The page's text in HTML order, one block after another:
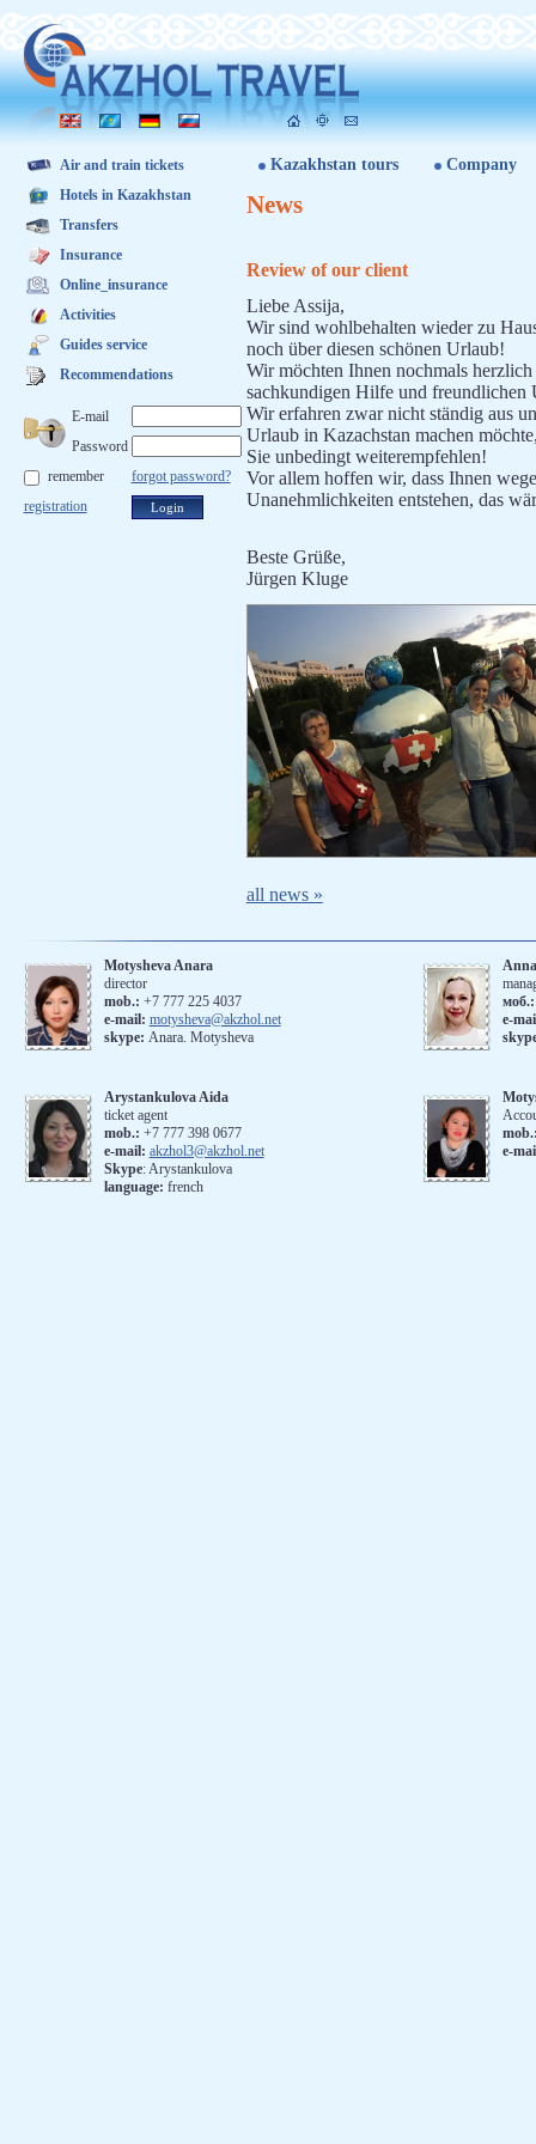
Kazakhstan tours Company
Air and train tickets
Hotels in Kazakhstan
Transfers
Insurance
Online_insurance
Activities
Guides service
Recommendations
E-mail
Password
forgot password?
remember
registration
News
Review of our client
Liebe Assija,
Wir sind wohlbehalten wieder zu
noch über diesen schönen Urlaub!
Wir möchten Ihnen nochmals
sachkundigen Hilfe und freundlichen
Wir erfahren zwar nicht ständig aus
Urlaub in Kazachstan machen
Sie unbedingt weiterempfehlen!
Vor allem hoffen wir, dass Ihnen
Unanehmlichkeiten entstehen, das
Beste Grüße,
Jürgen Kluge
all news »
Motysheva Anara
director
mob.: +7 777 225 4037
е-mail: motysheva@akzhol.net
skype: Anara. Motysheva
е-
Arystankulova Aida
ticket agent
mob.: +7 777 398 0677
e-mail: akzhol3@akzhol.net
Skype: Arystankulova
language: french
e-